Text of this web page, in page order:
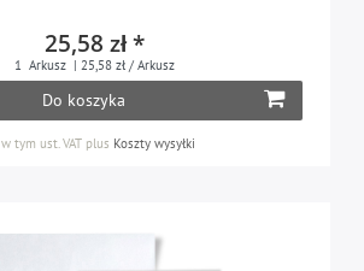
25,58 zł *
1 Arkusz | 25,58 zł / Arkusz
Do koszyka
w tym ust. VATplus Koszty wysyłki